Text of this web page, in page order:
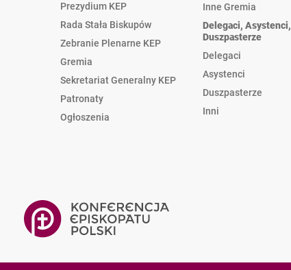
Prezydium KEP
Rada Stała Biskupów
Zebranie Plenarne KEP
Gremia
Sekretariat Generalny KEP
Patronaty
Ogłoszenia
Inne Gremia
Delegaci, Asystenci,
Duszpasterze
Delegaci
Asystenci
Duszpasterze
Inni